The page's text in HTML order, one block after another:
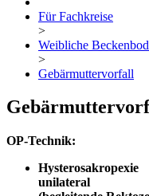
Für Fachkreise
>
Weibliche
>
Gebärmuttervorfall
OP-Technik:
Hysterosakropexie
unilateral